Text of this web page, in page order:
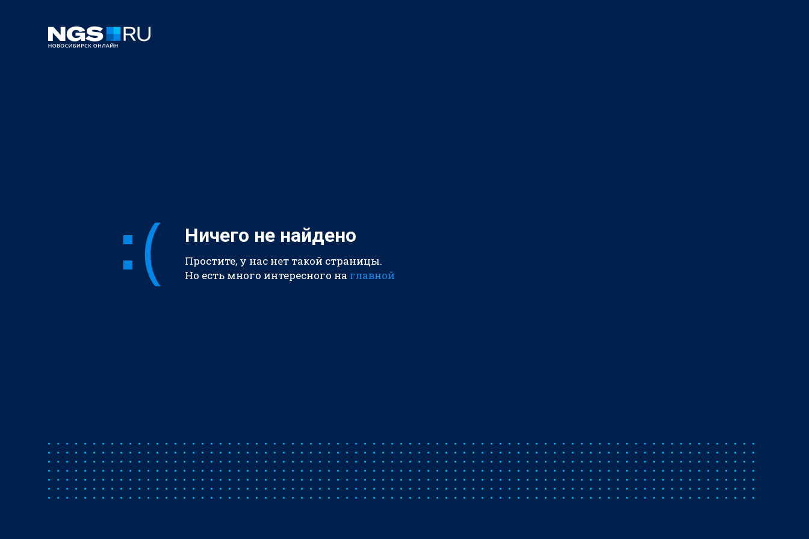
Ничего не найдено
Простите, у нас нет такой страницы.
Но есть много интересного на главной